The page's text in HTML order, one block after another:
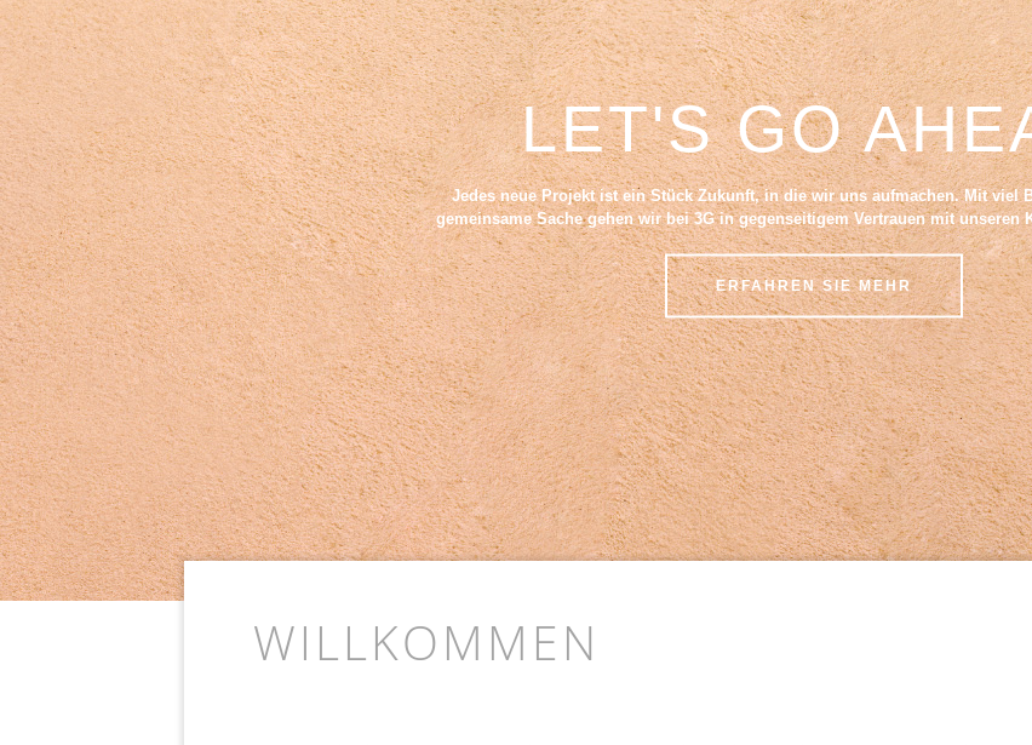
LET'S GO
Jedes neue Projekt ist ein Stück Zukunft, in die wir uns aufmachen. Mit viel
gemeinsame Sache gehen wir bei 3G in gegenseitigem Vertrauen mit unseren
ERFAHREN SIE MEHR
WILLKOMMEN